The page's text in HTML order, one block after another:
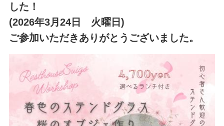
した！
(2026年3月24日 火曜日)
ご参加いただきありがとうございました。